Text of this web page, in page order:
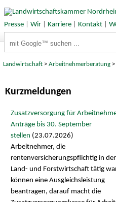
Presse| Wir| Karriere| Kontakt|
Landwirtschaft >Arbeitnehmerberatung
Kurzmeldungen
Zusatzversorgung für
Anträge bis 30. September
stellen (23.07.2026)
Arbeitnehmer, die
rentenversicherungspflichtig in der
Land- und Forstwirtschaft tätig
können eine Ausgleichsleistung
beantragen, darauf macht die